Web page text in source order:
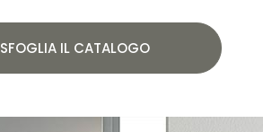
SFOGLIA IL CATALOGO